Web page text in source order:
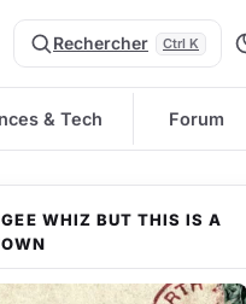
Rechercher Ctrl K
& Tech Forum
WHIZ BUT THIS IS A